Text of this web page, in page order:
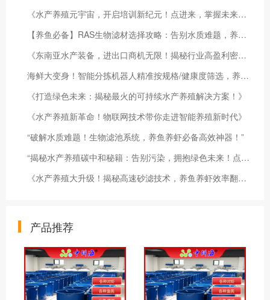
《水产养殖元宇宙，开启培训新纪元！点进来，掌握未来养殖秘籍！》
【养鱼必备】RAS生物滤材选择攻略：告别水质难题，养出高品质水产品！
《东南亚水产装备，进出口商机无限！揭秘行业高盈利密码！》
海鲜大变身！智能分拣机器人精准按规格/健康度筛选，养蟹虾新利器曝光！
《打造绿色未来：揭秘最火的可持续水产养殖解决方案！》
《水产养殖新革命！物联网技术带你走进智能养殖新时代》
“破解水质难题！生物滤池系统，养鱼养虾必备高效神器！”
“揭秘水产养殖碳中和秘籍：告别污染，拥抱绿色未来！点击解锁！”
《水产养殖大升级！揭秘高速砂滤技术，养鱼养虾效率翻倍！》
产品推荐